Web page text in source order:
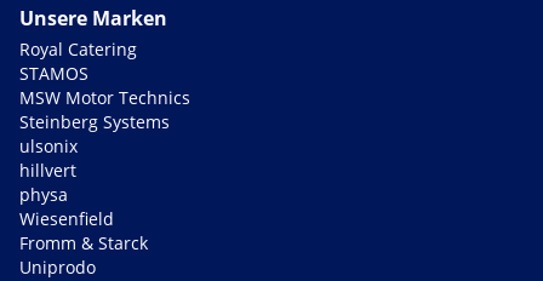
Unsere Marken
Royal Catering
STAMOS
MSW Motor Technics
Steinberg Systems
ulsonix
hillvert
physa
Wiesenfield
Fromm & Starck
Uniprodo